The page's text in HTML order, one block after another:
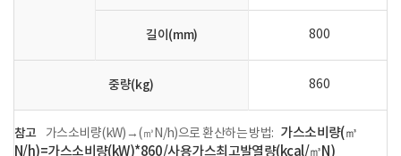
길이(mm) 800
중량(kg) 860
참고 가스소비량(kW)→(㎥N/h)으로 환산하는 방법: 가스소비량(㎥
N/h)=가스소비량(kW)*860/사용가스최고발열량(kcal/㎥N)